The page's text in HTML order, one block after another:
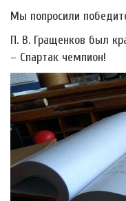
Мы попросили
П. В. Гращенков был
– Спартак чемпион!